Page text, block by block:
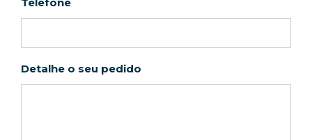
Detalhe o seu pedido